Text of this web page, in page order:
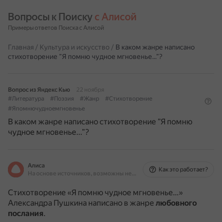
Вопросы к Поиску с Алисой
Примеры ответов Поиска с Алисой
Главная / Культура и искусство / В каком жанре написано
стихотворение ”Я помню чудное мгновенье...”?
Вопрос из Яндекс Кью
22 ноября
#Литература
#Поэзия #Жанр
#Стихотворение
#Япомнючудноемгновенье
В каком жанре написано стихотворение ”Я помню
чудное мгновенье...”?
Алиса
На основе источников, возможны неточности
Как это работает?
Стихотворение «Я помню чудное мгновенье…»
Александра Пушкина написано в жанре любовного
послания.